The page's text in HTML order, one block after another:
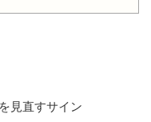
見直すサイン